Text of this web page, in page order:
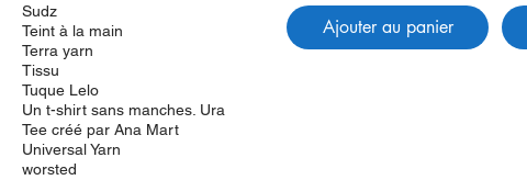
Sudz
Teint à la main
Terra yarn
Tissu
Tuque Lelo
Un t-shirt sans manches. Ura
Tee créé par Ana Mart
Universal Yarn
worsted
Ajouter au panier